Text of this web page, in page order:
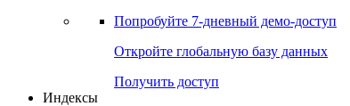
Попробуйте 7-дневный демо-доступ
Откройте глобальную базу данных
Получить доступ
Индексы